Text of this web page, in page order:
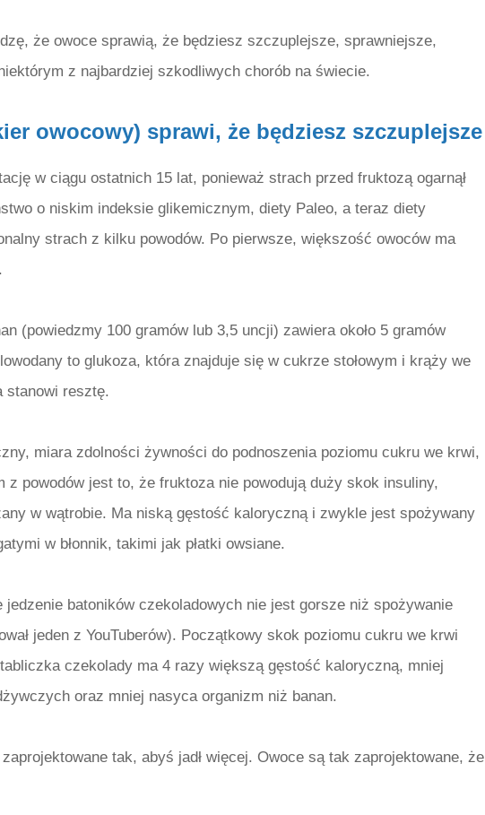
że owoce sprawią, że będziesz szczuplejsze, sprawniejsze,
z najbardziej szkodliwych chorób na świecie.
owocowy) sprawi, że będziesz szczuplejsze
w ciągu ostatnich 15 lat, ponieważ strach przed fruktozą ogarnął
o niskim indeksie glikemicznym, diety Paleo, a teraz diety
strach z kilku powodów. Po pierwsze, większość owoców ma
(powiedzmy 100 gramów lub 3,5 uncji) zawiera około 5 gramów
to glukoza, która znajduje się w cukrze stołowym i krąży we
stanowi resztę.
miara zdolności żywności do podnoszenia poziomu cukru we krwi,
z powodów jest to, że fruktoza nie powodują duży skok insuliny,
w wątrobie. Ma niską gęstość kaloryczną i zwykle jest spożywany
w błonnik, takimi jak płatki owsiane.
jedzenie batoników czekoladowych nie jest gorsze niż spożywanie
jeden z YouTuberów). Początkowy skok poziomu cukru we krwi
czekolady ma 4 razy większą gęstość kaloryczną, mniej
oraz mniej nasyca organizm niż banan.
tak, abyś jadł więcej. Owoce są tak zaprojektowane, że